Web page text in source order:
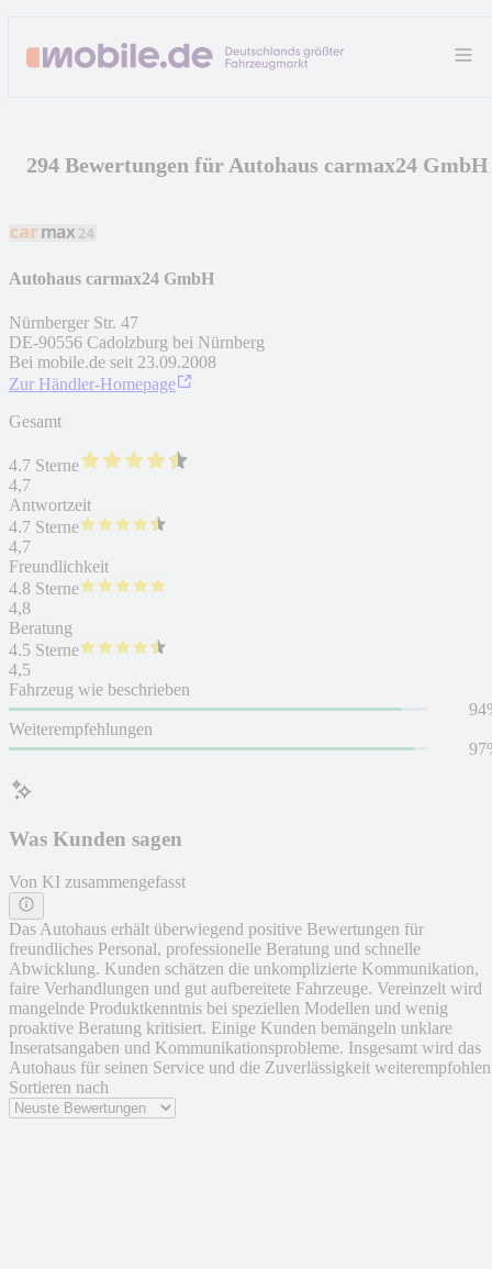
294 Bewertungen für Autohaus carmax24 GmbH
Was Kunden sagen
Von KI zusammengefasst
Das Autohaus erhält überwiegend positive Bewertungen für
freundliches Personal, professionelle Beratung und schnelle
Abwicklung. Kunden schätzen die unkomplizierte Kommunikation,
faire Verhandlungen und gut aufbereitete Fahrzeuge. Vereinzelt wird
mangelnde Produktkenntnis bei speziellen Modellen und wenig
proaktive Beratung kritisiert. Einige Kunden bemängeln unklare
Inseratsangaben und Kommunikationsprobleme. Insgesamt wird das
Autohaus für seinen Service und die Zuverlässigkeit
Sortieren nach
Autohaus carmax24 GmbH
Nürnberger Str. 47
DE-90556 Cadolzburg bei Nürnberg
Bei mobile.de seit 23.09.2008
Zur Händler-Homepage
Gesamt
4.7 Sterne
4,7
Antwortzeit
4.7 Sterne
4,7
Freundlichkeit
4.8 Sterne
4,8
Beratung
4.5 Sterne
4,5
Fahrzeug wie beschrieben
Weiterempfehlungen